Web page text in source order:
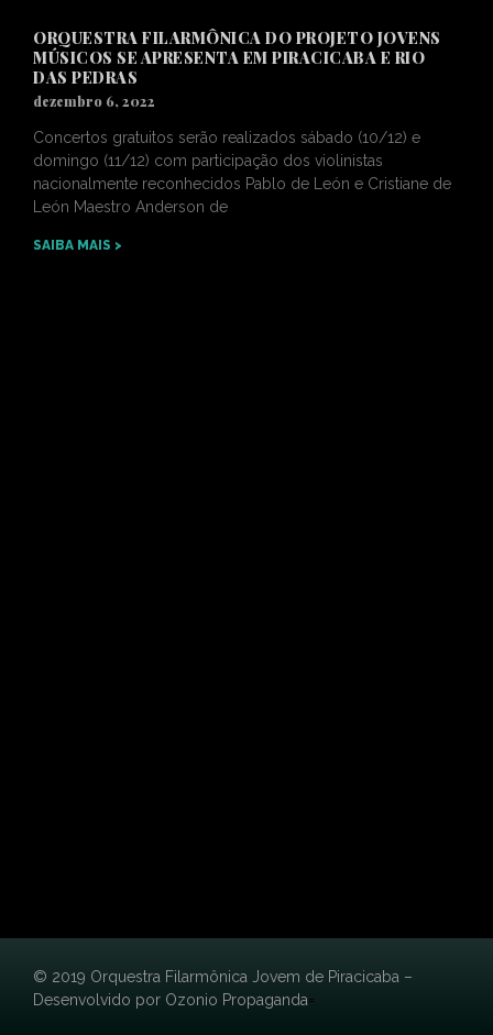
ORQUESTRA FILARMÔNICA DO PROJETO JOVENS
MÚSICOS SE APRESENTA EM PIRACICABA E RIO
DAS PEDRAS
dezembro 6, 2022
Concertos gratuitos serão realizados sábado (10/12) e
domingo (11/12) com participação dos violinistas
nacionalmente reconhecidos Pablo de León e Cristiane de
León Maestro Anderson de
SAIBA MAIS >
© 2019 Orquestra Filarmônica Jovem de Piracicaba –
Desenvolvido por Ozonio Propaganda=